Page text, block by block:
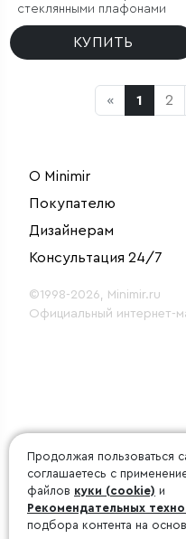
стеклянными плафонами
КУПИТЬ
« 1 2
О Minimir
Покупателю
Дизайнерам
Консультация 24/7
©1998-2026, Minimir.ru
Официальный интернет-
Продолжая пользоваться
соглашаетесь с
файлов куки (cookie) и
Рекомендательных
подбора контента на